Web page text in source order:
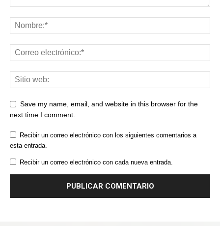
Save my name, email, and website in this browser for the
next time I comment.
Recibir un correo electrónico con los siguientes comentarios a
esta entrada.
Recibir un correo electrónico con cada nueva entrada.